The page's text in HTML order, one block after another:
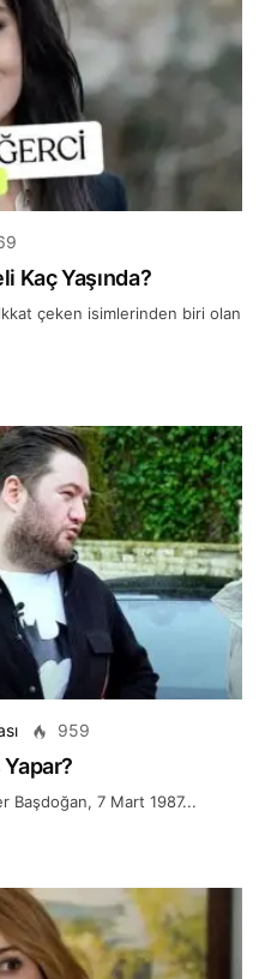
Kaç Yaşında?
çeken isimlerinden biri olan
959
Başdoğan, 7 Mart 1987...